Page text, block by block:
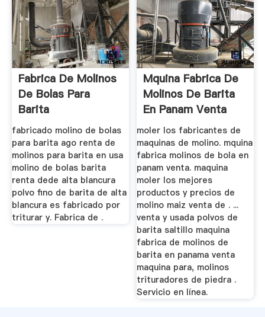
Fabrica De Molinos
De Bolas Para
Barita
fabricado molino de bolas
para barita ago renta de
molinos para barita en usa
molino de bolas barita
renta dede alta blancura
polvo fino de barita de alta
blancura es fabricado por
triturar y. Fabrica de .
Mquina Fabrica De
Molinos De Barita
En Panam Venta
moler los fabricantes de
maquinas de molino. mquina
fabrica molinos de bola en
panam venta. maquina
moler los mejores
productos y precios de
molino maiz venta de . ...
venta y usada polvos de
barita saltillo maquina
fabrica de molinos de
barita en panama venta
maquina para, molinos
trituradores de piedra .
Servicio en línea.